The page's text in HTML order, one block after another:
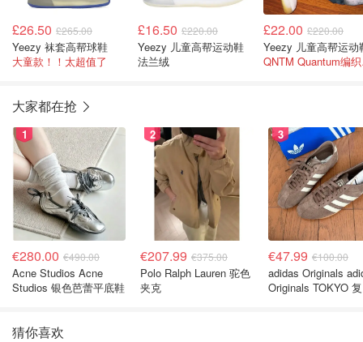
£26.50 £265.00
Yeezy 袜套高帮球鞋
大童款！！太超值了
£16.50 £220.00
Yeezy 儿童高帮运动鞋
法兰绒
£22.00 £220.00
Yeezy 儿童高帮运动
大家都在抢
1
€280.00 €490.00
Acne Studios Acne
Studios 银色芭蕾平底鞋
2
€207.99 €375.00
Polo Ralph Lauren 驼色
夹克
3
€47.99 €100.00
adidas Originals
Originals TOKYO
猜你喜欢